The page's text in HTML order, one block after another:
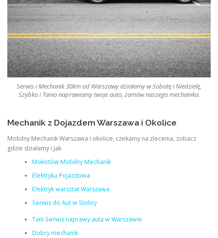
Serwis i Mechanik 30km od Warszawy działamy w Sobotę i Niedzielę,
Szybko i Tanio naprawiamy twoje auto, zamów naszego mechanika.
Mechanik z Dojazdem Warszawa i Okolice
Mobilny Mechanik Warszawa i okolice, czekamy na zlecenia, zobacz
gdzie działamy i jak
Mokotów Mobilny Mechanik
Elektryka Pojazdowa
Elektryk warsztat Warszawa
Serwis do Aut w Stolicy
Tani Serwis naprawy auta w Warszawie
Dobry mechanik